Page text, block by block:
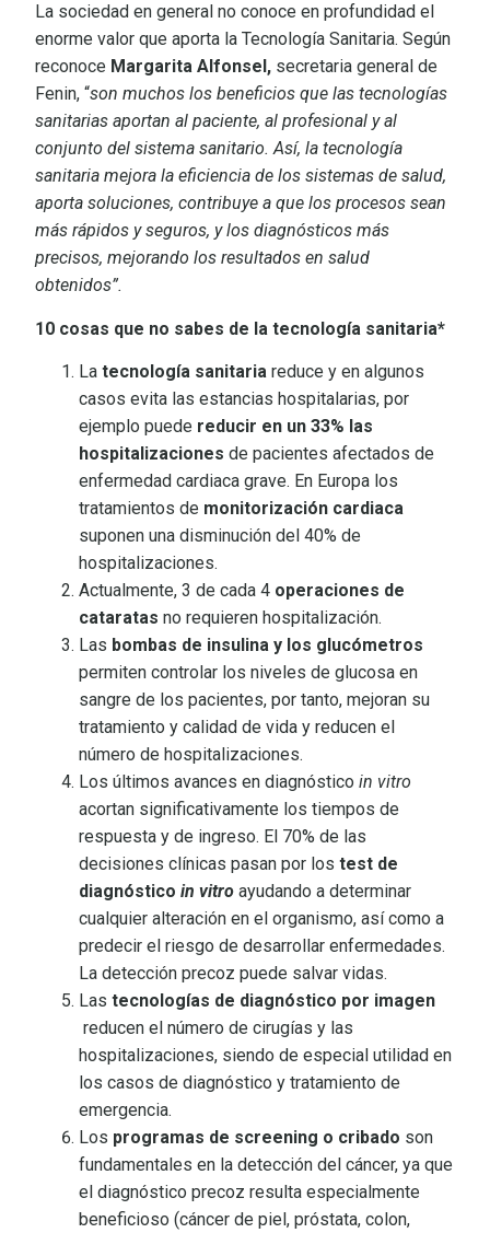
La sociedad en general no conoce en profundidad el
enorme valor que aporta la Tecnología Sanitaria. Según
reconoce Margarita Alfonsel, secretaria general de
Fenin, “son muchos los beneficios que las tecnologías
sanitarias aportan al paciente, al profesional y al
conjunto del sistema sanitario. Así, la tecnología
sanitaria mejora la eficiencia de los sistemas de salud,
aporta soluciones, contribuye a que los procesos sean
más rápidos y seguros, y los diagnósticos más
precisos, mejorando los resultados en salud
obtenidos”.
10 cosas que no sabes de la tecnología sanitaria*
La tecnología sanitaria reduce y en algunos
casos evita las estancias hospitalarias, por
ejemplo puede reducir en un 33% las
hospitalizaciones de pacientes afectados de
enfermedad cardiaca grave. En Europa los
tratamientos de monitorización cardiaca
suponen una disminución del 40% de
hospitalizaciones.
Actualmente, 3 de cada 4 operaciones de
cataratas no requieren hospitalización.
Las bombas de insulina y los glucómetros
permiten controlar los niveles de glucosa en
sangre de los pacientes, por tanto, mejoran su
tratamiento y calidad de vida y reducen el
número de hospitalizaciones.
Los últimos avances en diagnóstico in vitro
acortan significativamente los tiempos de
respuesta y de ingreso. El 70% de las
decisiones clínicas pasan por los test de
diagnóstico in vitro ayudando a determinar
cualquier alteración en el organismo, así como a
predecir el riesgo de desarrollar enfermedades.
La detección precoz puede salvar vidas.
Las tecnologías de diagnóstico por imagen
reducen el número de cirugías y las
hospitalizaciones, siendo de especial utilidad en
los casos de diagnóstico y tratamiento de
emergencia.
Los programas de screening o cribado son
fundamentales en la detección del cáncer, ya que
el diagnóstico precoz resulta especialmente
beneficioso (cáncer de piel, próstata, colon,